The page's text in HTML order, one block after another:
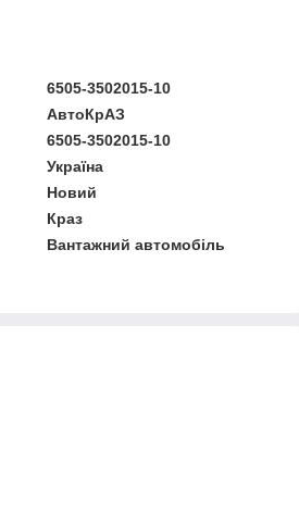
6505-3502015-10
АвтоКрАЗ
6505-3502015-10
Україна
Новий
Краз
Вантажний автомобіль